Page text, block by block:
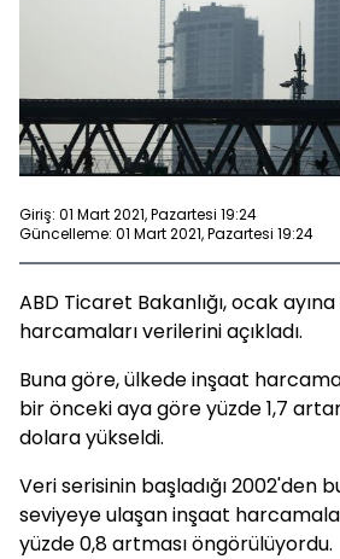
Giriş: 01 Mart 2021, Pazartesi 19:24
Güncelleme: 01 Mart 2021, Pazartesi 19:24
ABD Ticaret Bakanlığı, ocak
harcamaları verilerini açıkladı.
Buna göre, ülkede inşaat
bir önceki aya göre yüzde 1,7
dolara yükseldi.
Veri serisinin başladığı 2002'den
seviyeye ulaşan inşaat
yüzde 0,8 artması öngörülüyordu.